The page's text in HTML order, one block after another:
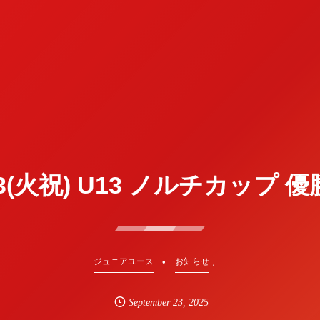
火祝) U13 ノルチカップ 優
ジュニアユース お知らせ, …
September 23, 2025